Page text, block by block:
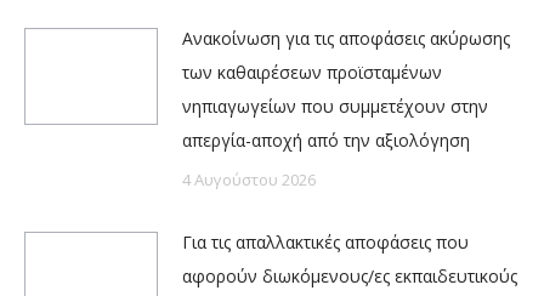
Ανακοίνωση για τις αποφάσεις ακύρωσης
των καθαιρέσεων προϊσταμένων
νηπιαγωγείων που συμμετέχουν στην
απεργία-αποχή από την αξιολόγηση
4 Αυγούστου 2026
Για τις απαλλακτικές αποφάσεις που
αφορούν διωκόμενους/ες εκπαιδευτικούς